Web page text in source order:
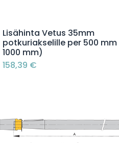
Lisää ostoskoriin
Lisähinta Vetus 35mm
potkuriakselille per 500 mm
1000 mm)
158,39 €